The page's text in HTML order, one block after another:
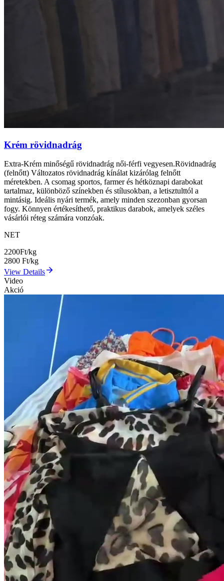
Krém rövidnadrág
Extra-Krém minőségű rövidnadrág női-férfi vegyesen.Rövidnadrág
(felnőtt) Változatos rövidnadrág kínálat kizárólag felnőtt
méretekben. A csomag sportos, farmer és hétköznapi darabokat
tartalmaz, különböző színekben és stílusokban, a letisztulttól a
mintásig. Ideális nyári termék, amely minden szezonban gyorsan
fogy. Könnyen értékesíthető, praktikus darabok, amelyek széles
vásárlói réteg számára vonzóak.
NET
2200Ft/kg
2800 Ft/kg
View Details
Video
Akció